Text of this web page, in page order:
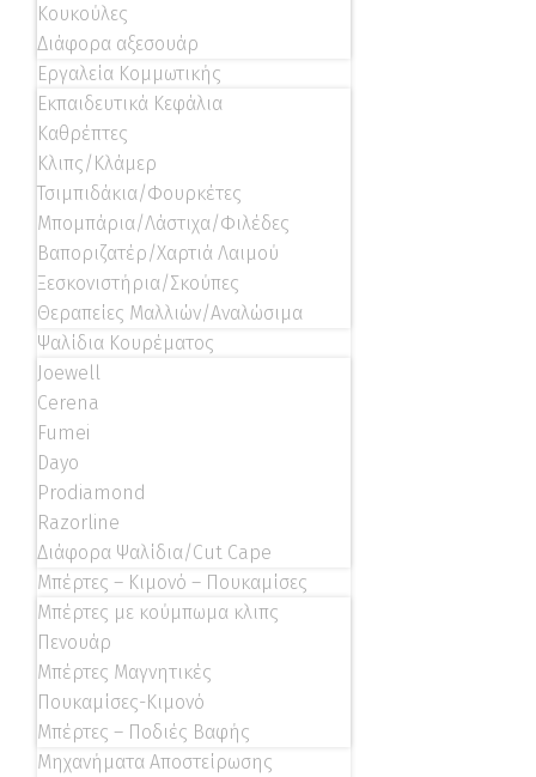
Κουκούλες
Διάφορα αξεσουάρ
Εργαλεία Κομμωτικής
Εκπαιδευτικά Κεφάλια
Καθρέπτες
Κλιπς/Κλάμερ
Τσιμπιδάκια/Φουρκέτες
Μπομπάρια/Λάστιχα/Φιλέδες
Βαποριζατέρ/Χαρτιά Λαιμού
Ξεσκονιστήρια/Σκούπες
Θεραπείες Μαλλιών/Αναλώσιμα
Ψαλίδια Κουρέματος
Joewell
Cerena
Fumei
Dayo
Prodiamond
Razorline
Διάφορα Ψαλίδια/Cut Cape
Μπέρτες – Κιμονό – Πουκαμίσες
Μπέρτες με κούμπωμα κλιπς
Πενουάρ
Μπέρτες Μαγνητικές
Πουκαμίσες-Κιμονό
Μπέρτες – Ποδιές Βαφής
Μηχανήματα Αποστείρωσης